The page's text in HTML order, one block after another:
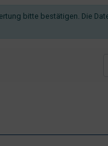
bitte bestätigen. Die